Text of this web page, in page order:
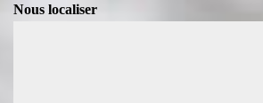
Nous localiser